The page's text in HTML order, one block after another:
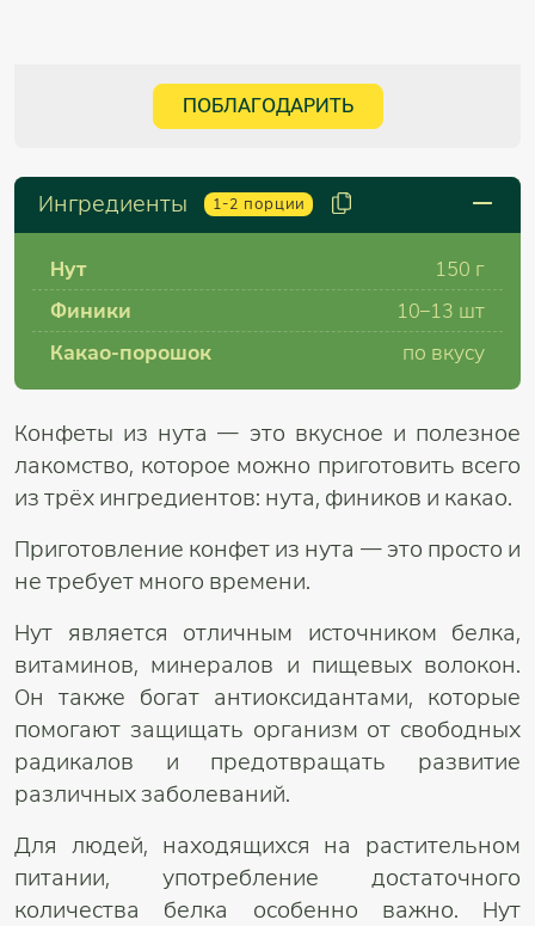
ПОБЛАГОДАРИТЬ
Ингредиенты 1-2 порции
Нут
150 г
Финики
10–13 шт
Какао-порошок
по вкусу
Конфеты из нута — это вкусное и полезное
лакомство, которое можно приготовить всего
из трёх ингредиентов: нута, фиников и какао.
Приготовление конфет из нута — это просто и
не требует много времени.
Нут является отличным источником белка,
витаминов, минералов и пищевых волокон.
Он также богат антиоксидантами, которые
помогают защищать организм от свободных
радикалов и предотвращать развитие
различных заболеваний.
Для людей, находящихся на растительном
питании, употребление достаточного
количества белка особенно важно. Нут